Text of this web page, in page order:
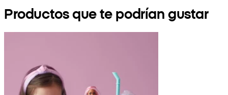
Productos que te podrían gustar